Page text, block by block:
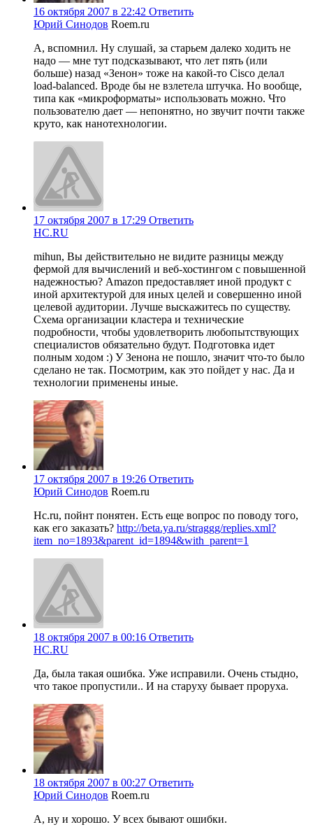
16 октября 2007 в 22:42 Ответить
Юрий Синодов Roem.ru
А, вспомнил. Ну слушай, за старьем далеко ходить не
надо — мне тут подсказывают, что лет пять (или
больше) назад «Зенон» тоже на какой-то Cisco делал
load-balanced. Вроде бы не взлетела штучка. Но вообще,
типа как «микроформаты» использовать можно. Что
пользователю дает — непонятно, но звучит почти также
круто, как нанотехнологии.
17 октября 2007 в 17:29 Ответить
HC.RU
mihun, Вы действительно не видите разницы между
фермой для вычислений и веб-хостингом с повышенной
надежностью? Amazon предоставляет иной продукт с
иной архитектурой для иных целей и совершенно иной
целевой аудитории. Лучше выскажитесь по существу.
Схема организации кластера и технические
подробности, чтобы удовлетворить любопытствующих
специалистов обязательно будут. Подготовка идет
полным ходом :) У Зенона не пошло, значит что-то было
сделано не так. Посмотрим, как это пойдет у нас. Да и
технологии применены иные.
17 октября 2007 в 19:26 Ответить
Юрий Синодов Roem.ru
Hc.ru, пойнт понятен. Есть еще вопрос по поводу того,
как его заказать? http://beta.ya.ru/straggg/replies.xml?
item_no=1893&parent_id=1894&with_parent=1
18 октября 2007 в 00:16 Ответить
HC.RU
Да, была такая ошибка. Уже исправили. Очень стыдно,
что такое пропустили.. И на старуху бывает проруха.
18 октября 2007 в 00:27 Ответить
Юрий Синодов Roem.ru
А, ну и хорошо. У всех бывают ошибки.